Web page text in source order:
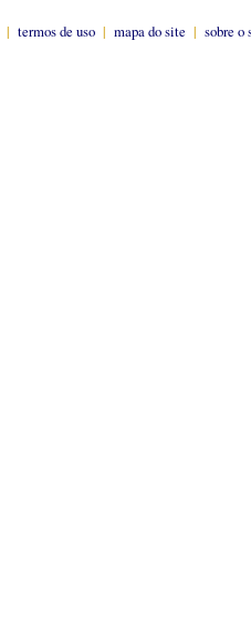
| termos de uso | mapa do site | sobre o